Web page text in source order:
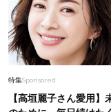
特集Sponsored
【高垣麗子さん愛用】